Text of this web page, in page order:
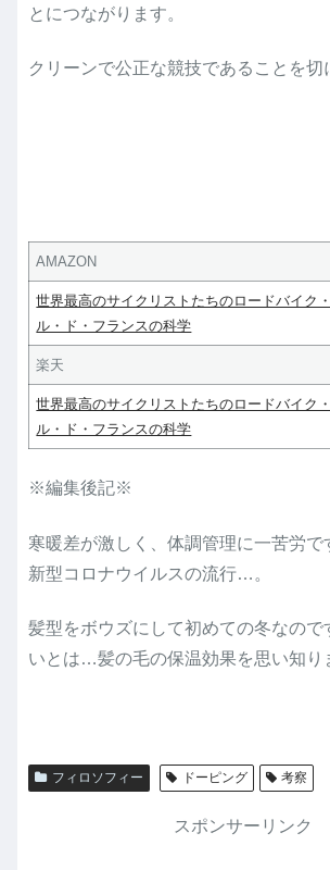
とにつながります。
クリーンで公正な競技であることを切
AMAZON
世界最高のサイクリストたちのロードバイク
ル・ド・フランスの科学
楽天
世界最高のサイクリストたちのロードバイク
ル・ド・フランスの科学
※編集後記※
寒暖差が激しく、体調管理に一苦労で
新型コロナウイルスの流行…。
髪型をボウズにして初めての冬なので
いとは…髪の毛の保温効果を思い知
フィロソフィー ドーピング 考察
スポンサーリンク